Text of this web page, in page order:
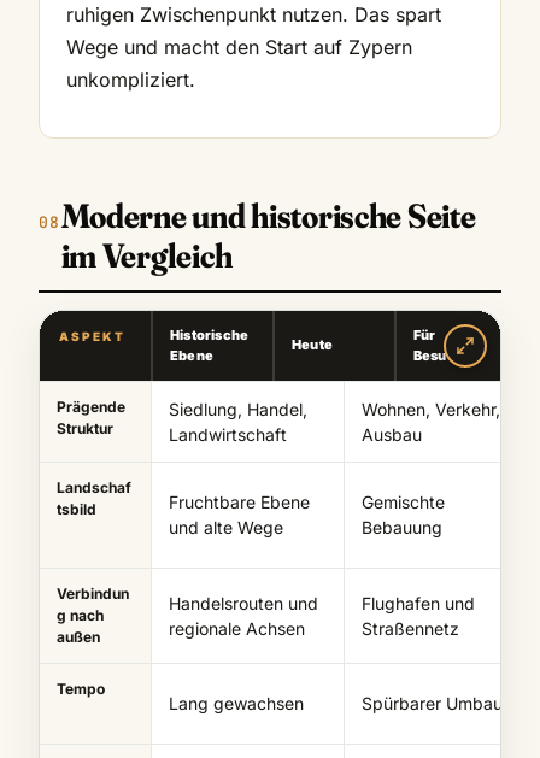
ruhigen Zwischenpunkt nutzen. Das spart
Wege und macht den Start auf Zypern
unkompliziert.
Moderne und historische Seite
im Vergleich
ASPEKT
Historische
Ebene
Heute
Für
Besucher
Prägende
Struktur
Siedlung, Handel,
Landwirtschaft
Wohnen, Verkehr,
Ausbau
Landschaf
tsbild
Fruchtbare Ebene
und alte Wege
Gemischte
Bebauung
Verbindun
g nach
außen
Handelsrouten und
regionale Achsen
Flughafen und
Straßennetz
Tempo
Lang gewachsen Spürbarer Umbau